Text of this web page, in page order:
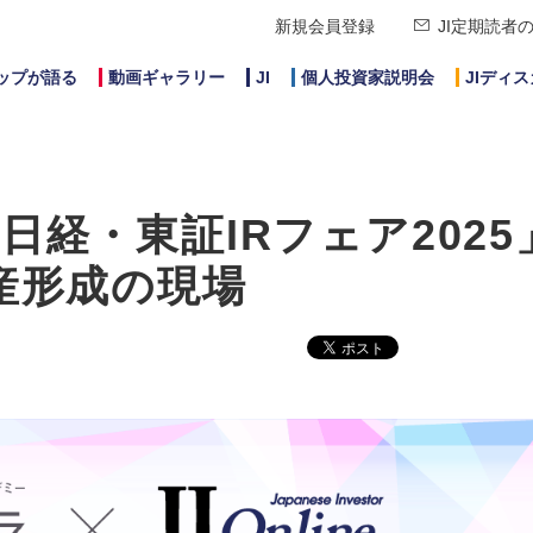
新規会員登録 JI定期読者
プが語る 動画ギャラリー JI 個人投資家説明会 JIディス
経・東証IRフェア2025
形成の現場